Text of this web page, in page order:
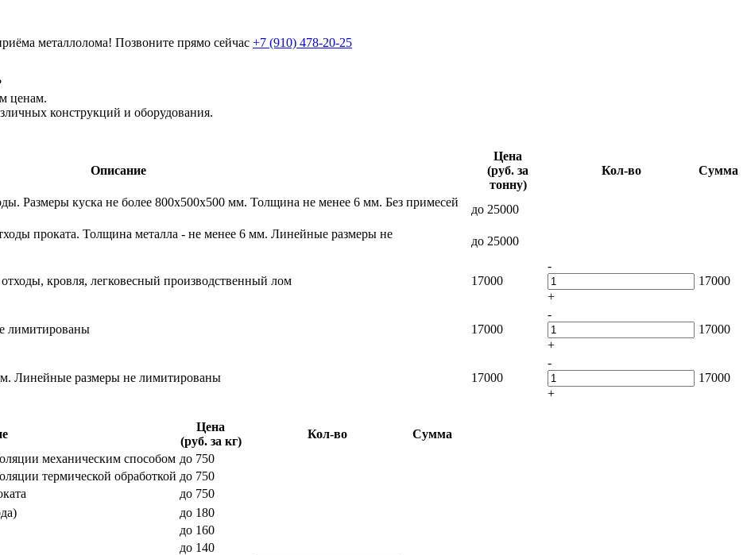
металлолома! Позвоните прямо сейчас +7 (910) 478-20-25
ценам.
конструкций и оборудования.
Описание
Цена
(руб. за
тонну)
Кол-во Сумма
Размеры куска не более 800х500х500 мм. Толщина не менее 6 мм. Без примесей
до 25000
проката. Толщина металла - не менее 6 мм. Линейные размеры не
до 25000
кровля, легковесный производственный лом 17000
-
+
17000
лимитированы 17000
-
+
17000
Линейные размеры не лимитированы 17000
-
+
17000
Цена
(руб. за кг)
Кол-во Сумма
механическим способом до 750
термической обработкой до 750
до 750
до 180
до 160
до 140